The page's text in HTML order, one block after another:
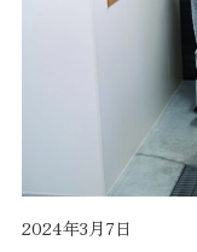
2024年3月7日